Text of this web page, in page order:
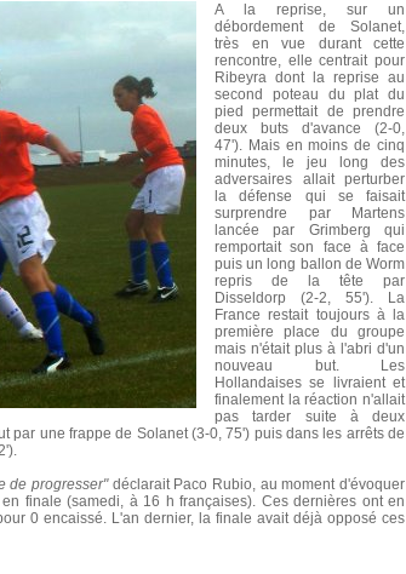
A la reprise, sur un
débordement de Solanet,
très en vue durant cette
rencontre, elle centrait pour
Ribeyra dont la reprise au
second poteau du plat du
pied permettait de prendre
deux buts d'avance (2-0,
47'). Mais en moins de cinq
minutes, le jeu long des
adversaires allait perturber
la défense qui se faisait
surprendre par Martens
lancée par Grimberg qui
remportait son face à face
puis un long ballon de Worm
repris de la tête par
Disseldorp (2-2, 55'). La
France restait toujours à la
première place du groupe
mais n'était plus à l'abri d'un
nouveau but. Les
Hollandaises se livraient et
finalement la réaction n'allait
pas tarder suite à deux
par une frappe de Solanet (3-0, 75') puis dans les arrêts de
de progresser" déclarait Paco Rubio, au moment d'évoquer
finale (samedi, à 16 h françaises). Ces dernières ont en
0 encaissé. L'an dernier, la finale avait déjà opposé ces